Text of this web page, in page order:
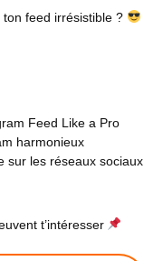
feed irrésistible ?
Feed Like a Pro
harmonieux
sur les réseaux sociaux
t’intéresser